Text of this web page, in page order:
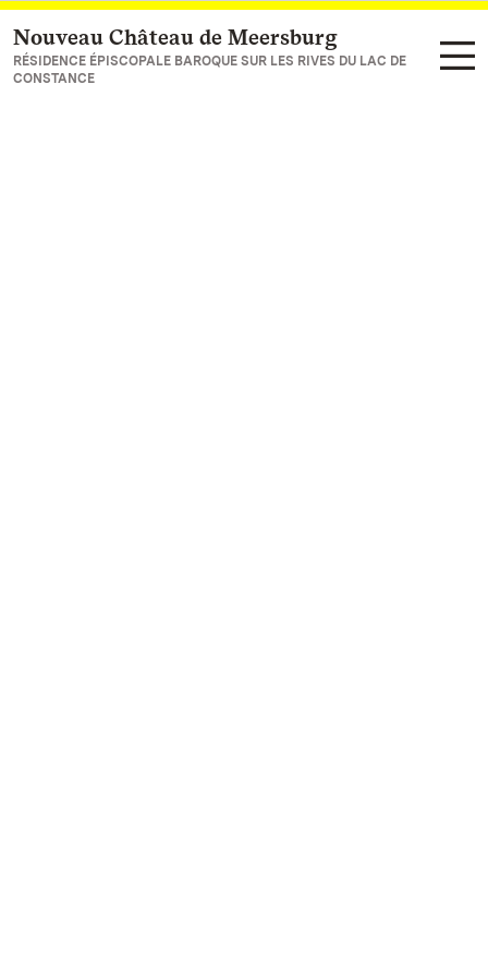
Vers la page d’accueil
Nouveau Château de Meersburg
RÉSIDENCE ÉPISCOPALE BAROQUE SUR LES RIVES DU LAC DE
CONSTANCE